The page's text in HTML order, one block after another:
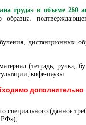
труда» в объеме 260
образца,
дистанционных
(тетрадь, ручка,
кофе-паузы.
дополнительно
специального (данное
РФ»);